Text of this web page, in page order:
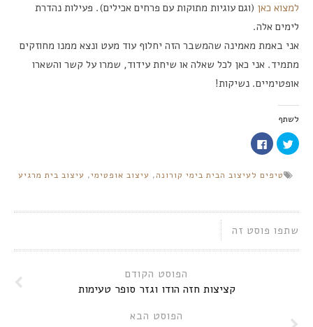
למצוא כאן (וגם עוגיות מתוקות עם פרחים אכילים). פעילות נהדרת
לימים אלה.
אני באמת מאמינה שהמשבר הזה יחלוף עוד מעט ונצא ממנו מחוזקים
מתמיד. אני כאן לכל שאלה או שיחת עידוד, שמרו על קשר והשארו
אופטימיים. נשיקות!
לשתף
לחצו
כדי
לשתף
(נפתח
לחיצה
לשיתוף
בחלון
טיפים לעיצוב הבית בימי קורונה, עיצוב אופטימי, עיצוב בית מרגיע
שתפו פוסט זה
הפוסט הקודם
קציצות חזה הודו וגזר סופר טעימות
הפוסט הבא